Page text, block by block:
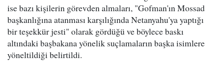
ise bazı kişilerin görevden almaları, "Gofman'ın Mossad
başkanlığına atanması karşılığında Netanyahu'ya yaptığı
bir teşekkür jesti" olarak gördüğü ve böylece baskı
altındaki başbakana yönelik suçlamaların başka isimlere
yöneltildiği belirtildi.